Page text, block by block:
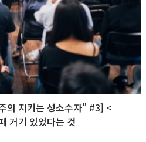
의 지키는 성소수자" #3] <
거기 있었다는 것